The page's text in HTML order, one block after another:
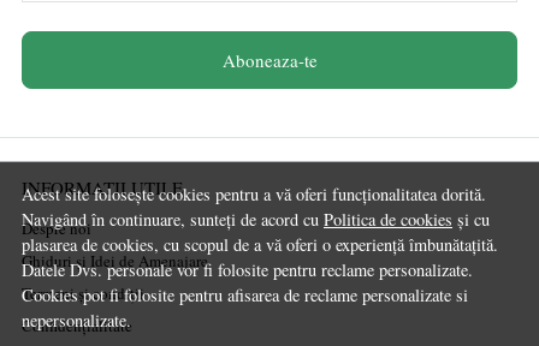
Acest site folosește cookies pentru a vă oferi funcționalitatea dorită.
Navigând în continuare, sunteți de acord cu Politica de cookies și cu
plasarea de cookies, cu scopul de a vă oferi o experiență îmbunătațită.
Datele Dvs. personale vor fi folosite pentru reclame personalizate.
Cookies pot fi folosite pentru afisarea de reclame personalizate si
nepersonalizate.
Aboneaza-te
INFORMATII UTILE
Despre noi
Ghiduri și Idei de Amenajare
Termeni și condiții
Confidențialitate